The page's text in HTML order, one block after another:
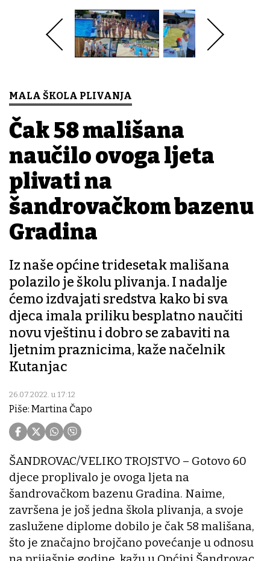
MALA ŠKOLA PLIVANJA
Čak 58 mališana
naučilo ovoga ljeta
plivati na
šandrovačkom bazenu
Gradina
Iz naše općine tridesetak mališana
polazilo je školu plivanja. I nadalje
ćemo izdvajati sredstva kako bi sva
djeca imala priliku besplatno naučiti
novu vještinu i dobro se zabaviti na
ljetnim praznicima, kaže načelnik
Kutanjac
26.07.2022. u 17:12
Piše: Martina Čapo
ŠANDROVAC/VELIKO TROJSTVO – Gotovo 60
djece proplivalo je ovoga ljeta na
šandrovačkom bazenu Gradina. Naime,
završena je još jedna škola plivanja, a svoje
zaslužene diplome dobilo je čak 58 mališana,
što je značajno brojčano povećanje u odnosu